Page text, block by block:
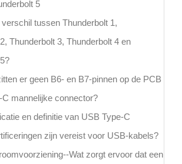
5
tussen Thunderbolt 1,
Thunderbolt 3, Thunderbolt 4 en
er geen B6- en B7-pinnen op de PCB
C mannelijke connector?
en definitie van USB Type-C
zijn vereist voor USB-kabels?
Wat zorgt ervoor dat een